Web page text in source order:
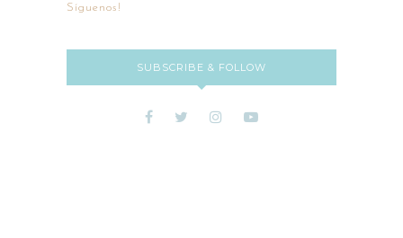
Síguenos!
SUBSCRIBE & FOLLOW